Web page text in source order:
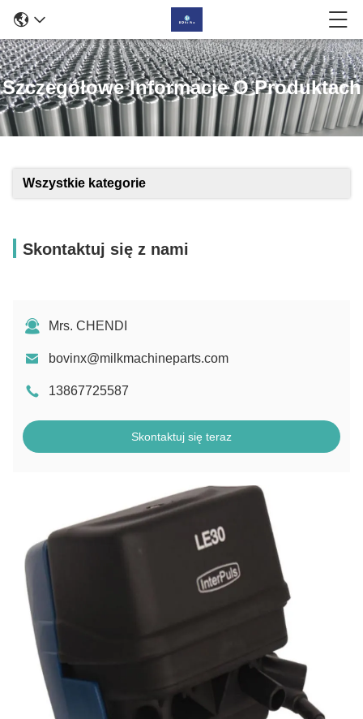
Szczegółowe Informacje O Produktach
Wszystkie kategorie
Skontaktuj się z nami
Mrs. CHENDI
bovinx@milkmachineparts.com
13867725587
Skontaktuj się teraz